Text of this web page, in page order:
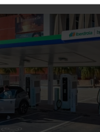
digitales)
cómo se procesan sus
en la
sección de
en cualquier
usan para personalizar el
de redes sociales y
sobre el uso que
redes sociales,
con otra